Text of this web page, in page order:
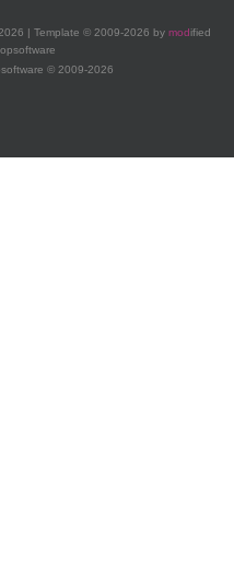
| Template © 2009-2026 by modified
© 2009-2026